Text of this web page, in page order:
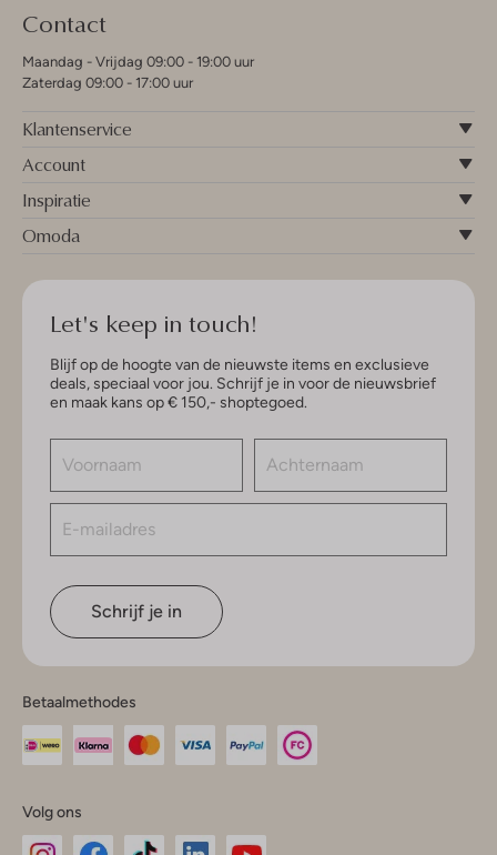
Contact
Maandag - Vrijdag 09:00 - 19:00 uur
Zaterdag 09:00 - 17:00 uur
Klantenservice
Account
Inspiratie
Omoda
Let's keep in touch!
Blijf op de hoogte van de nieuwste items en exclusieve
deals, speciaal voor jou. Schrijf je in voor de nieuwsbrief
en maak kans op € 150,- shoptegoed.
Schrijf je in
Betaalmethodes
Volg ons